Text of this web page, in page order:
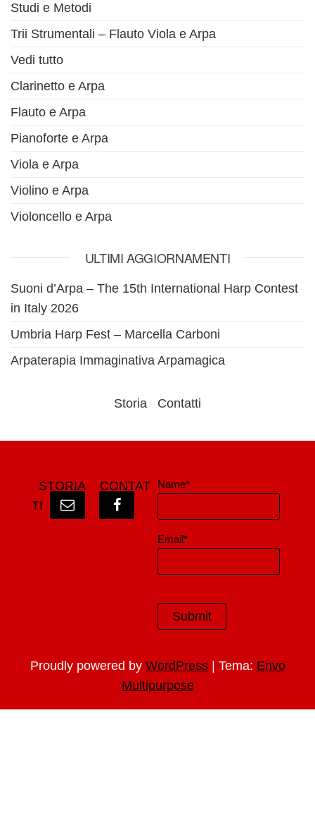
Studi e Metodi
Trii Strumentali – Flauto Viola e Arpa
Vedi tutto
Clarinetto e Arpa
Flauto e Arpa
Pianoforte e Arpa
Viola e Arpa
Violino e Arpa
Violoncello e Arpa
ULTIMI AGGIORNAMENTI
Suoni d’Arpa – The 15th International Harp Contest
in Italy 2026
Umbria Harp Fest – Marcella Carboni
Arpaterapia Immaginativa Arpamagica
Storia Contatti
STORIA
CONTAT
TI
Name*
Email*
Proudly powered by WordPress | Tema: Envo
Multipurpose